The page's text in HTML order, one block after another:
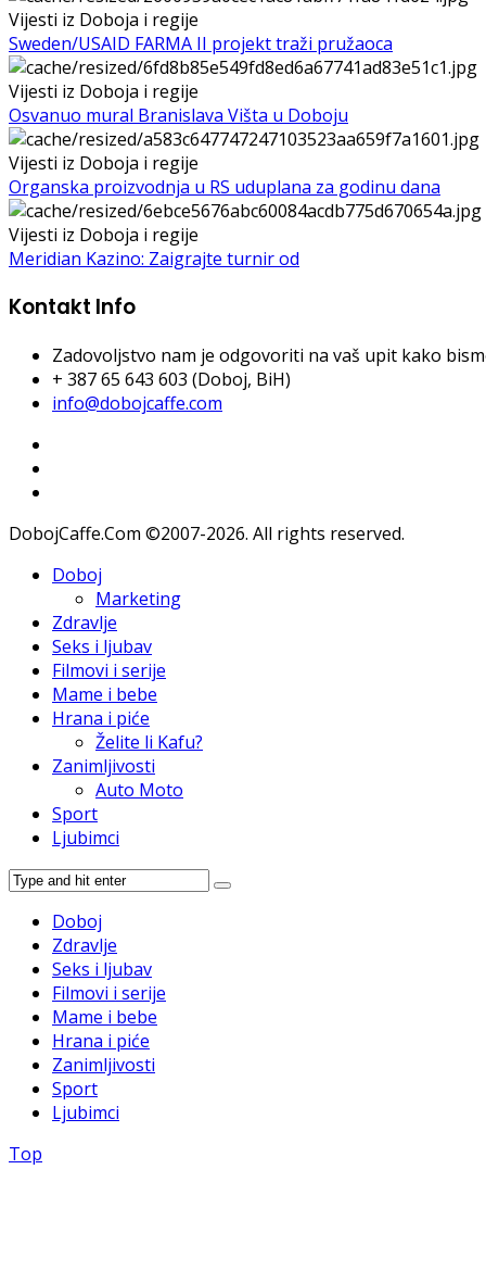
Vijesti iz Doboja i regije
Sweden/USAID FARMA II projekt traži pružaoca
Vijesti iz Doboja i regije
Osvanuo mural Branislava Višta u Doboju
Vijesti iz Doboja i regije
Organska proizvodnja u RS uduplana za godinu dana
Vijesti iz Doboja i regije
Meridian Kazino: Zaigrajte turnir od
Kontakt Info
Zadovoljstvo nam je odgovoriti na vaš upit kako
+ 387 65 643 603 (Doboj, BiH)
info@dobojcaffe.com
DobojCaffe.Com ©2007-2026. All rights reserved.
Doboj
Marketing
Zdravlje
Seks i ljubav
Filmovi i serije
Mame i bebe
Hrana i piće
Želite li Kafu?
Zanimljivosti
Auto Moto
Sport
Ljubimci
Doboj
Zdravlje
Seks i ljubav
Filmovi i serije
Mame i bebe
Hrana i piće
Zanimljivosti
Sport
Ljubimci
Top